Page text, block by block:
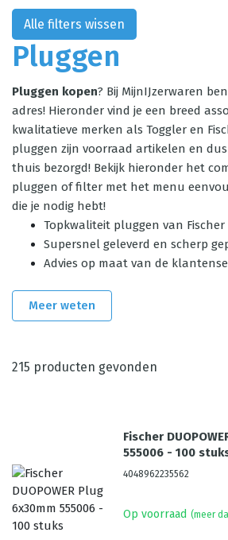
Pluggen
Pluggen kopen? Bij MijnIJzerwaren
adres! Hieronder vind je een breed
kwalitatieve merken als Toggler en
pluggen zijn voorraad artikelen en
thuis bezorgd! Bekijk hieronder het
pluggen of filter met het menu
die je nodig hebt!
Topkwaliteit pluggen van Fischer
Supersnel geleverd en scherp
Advies op maat van de
Meer weten
215 producten gevonden
Fischer
555006 - 100
4048962235562
Op voorraad (meer
Alle filters wissen